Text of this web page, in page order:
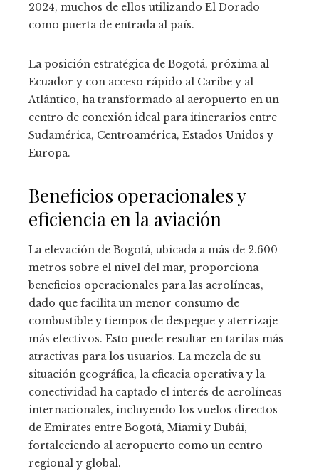
2024, muchos de ellos utilizando El Dorado
como puerta de entrada al país.
La posición estratégica de Bogotá, próxima al
Ecuador y con acceso rápido al Caribe y al
Atlántico, ha transformado al aeropuerto en un
centro de conexión ideal para itinerarios entre
Sudamérica, Centroamérica, Estados Unidos y
Europa.
Beneficios operacionales y
eficiencia en la aviación
La elevación de Bogotá, ubicada a más de 2.600
metros sobre el nivel del mar, proporciona
beneficios operacionales para las aerolíneas,
dado que facilita un menor consumo de
combustible y tiempos de despegue y aterrizaje
más efectivos. Esto puede resultar en tarifas más
atractivas para los usuarios. La mezcla de su
situación geográfica, la eficacia operativa y la
conectividad ha captado el interés de aerolíneas
internacionales, incluyendo los vuelos directos
de Emirates entre Bogotá, Miami y Dubái,
fortaleciendo al aeropuerto como un centro
regional y global.